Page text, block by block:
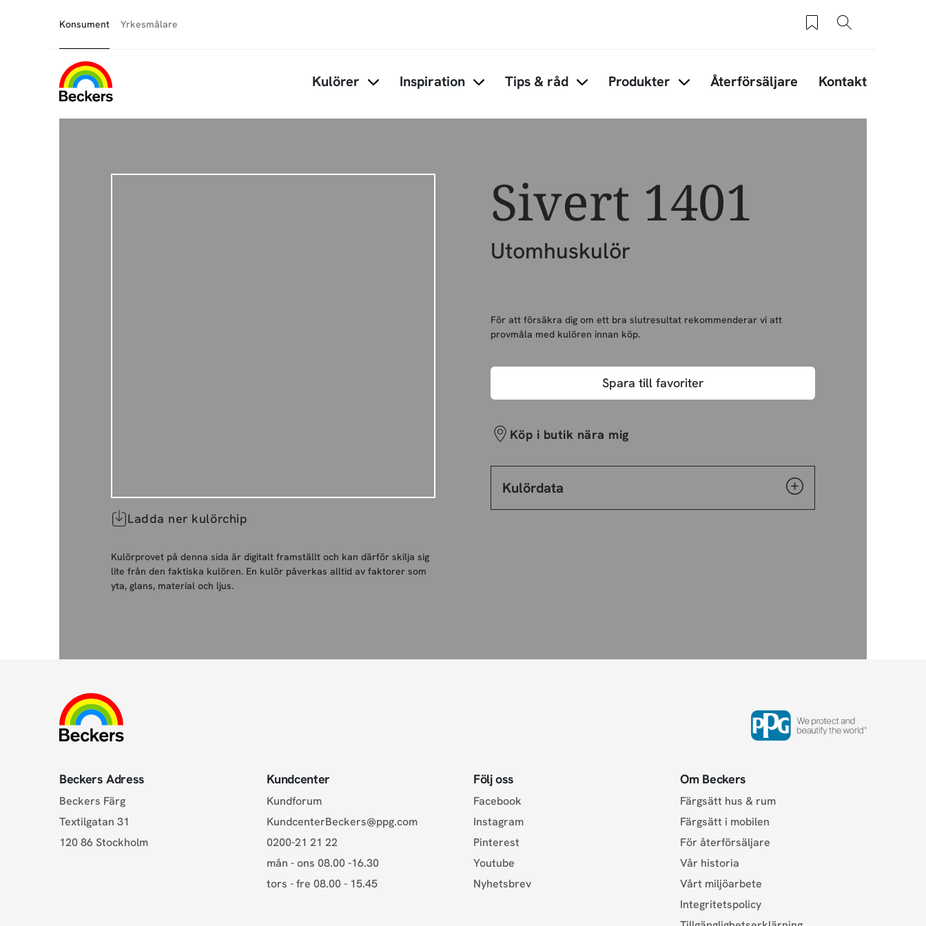
Konsument Yrkesmålare Sparade produkter
Sök
Kulörer Inspiration Tips & råd Produkter Återförsäljare Kontakt
Sivert 1401
Utomhuskulör
Ladda ner kulörchip
Kulörprovet på denna sida är digitalt framställt och kan därför skilja sig
lite från den faktiska kulören. En kulör påverkas alltid av faktorer som
yta, glans, material och ljus.
För att försäkra dig om ett bra slutresultat rekommenderar vi att
provmåla med kulören innan köp.
Spara till favoriter
Köp i butik nära mig
Kulördata
Beckers Adress
Beckers Färg
Textilgatan 31
120 86 Stockholm
Kundcenter
Kundforum
KundcenterBeckers@ppg.com
0200-21 21 22
mån - ons 08.00 -16.30
tors - fre 08.00 - 15.45
Följ oss
Facebook
Instagram
Pinterest
Youtube
Nyhetsbrev
Om Beckers
Färgsätt hus & rum
Färgsätt i mobilen
För återförsäljare
Vår historia
Vårt miljöarbete
Integritetspolicy